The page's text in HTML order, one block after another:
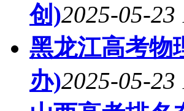
创)2025-05-23
黑龙江高考物
办)2025-05-23